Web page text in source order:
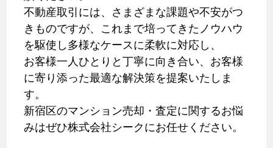
不動産取引には、さまざまな課題や不安がつ
きものですが、これまで培ってきたノウハウ
を駆使し多様なケースに柔軟に対応し、
お客様一人ひとりと丁寧に向き合い、お客様
に寄り添った最適な解決策を提案いたしま
す。
新宿区のマンション売却・査定に関するお悩
みはぜひ株式会社シークにお任せください。